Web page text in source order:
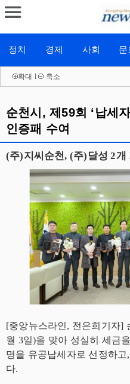
정치 경제 사회 문
확대 l 축소
순천시, 제59회 ‘납세
인증패 수여
(주)지씨순천, (주)달성 2개
[중앙뉴스라인, 전은희기자]
월 3일)을 맞아 성실히 세금
명을 유공납세자로 선정하
다.